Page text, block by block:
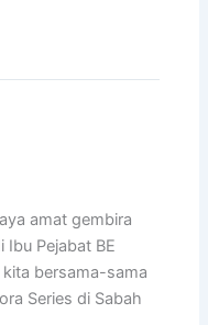
amat gembira
Pejabat BE
bersama-sama
Series di Sabah